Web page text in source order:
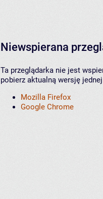
Niewspierana
Ta przeglądarka nie jest
pobierz aktualną wersję
Mozilla Firefox
Google Chrome